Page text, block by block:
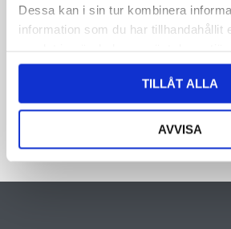
Dessa kan i sin tur kombinera
information som du har tillhandahållit
TILLÅT ALLA
AVVISA
personuppgifter i vår integritetspolicy.